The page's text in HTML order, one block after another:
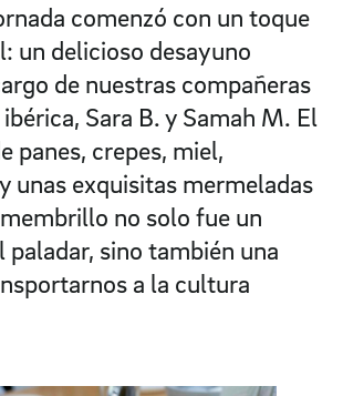
comenzó con un toque
un delicioso desayuno
de nuestras compañeras
Sara B. y Samah M. El
panes, crepes, miel,
unas exquisitas mermeladas
no solo fue un
paladar, sino también una
a la cultura